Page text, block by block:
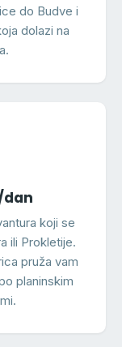
do Budve i
dolazi na
dan
koji se
ili Prokletije.
pruža vam
planinskim